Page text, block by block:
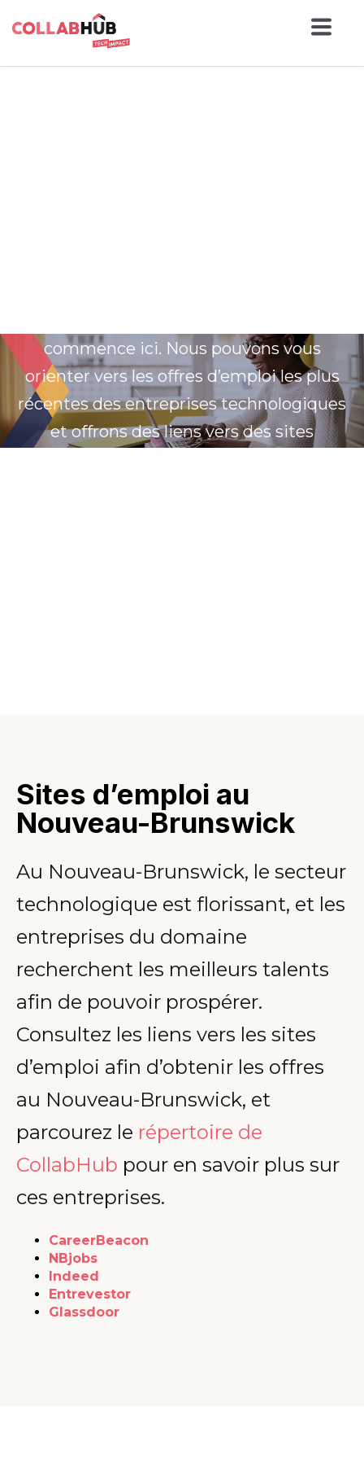
commence ici. Nous pouvons vous
orienter vers les offres d’emploi les plus
récentes des entreprises technologiques
et offrons des liens vers des sites
Sites d’emploi au
Nouveau-Brunswick
Au Nouveau-Brunswick, le secteur
technologique est florissant, et les
entreprises du domaine
recherchent les meilleurs talents
afin de pouvoir prospérer.
Consultez les liens vers les sites
d’emploi afin d’obtenir les offres
au Nouveau-Brunswick, et
parcourez le répertoire de
CollabHub pour en savoir plus sur
ces entreprises.
CareerBeacon
NBjobs
Indeed
Entrevestor
Glassdoor